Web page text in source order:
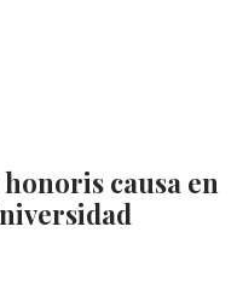
causa en